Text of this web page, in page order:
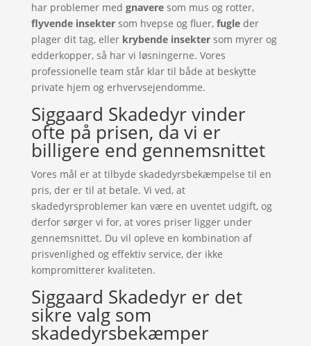
har problemer med gnaveresom mus og rotter,
flyvende insektersom hvepse og fluer, fugleder
plager dit tag, eller krybende insektersom myrer og
edderkopper, så har vi løsningerne. Vores
professionelle team står klar til både at beskytte
private hjem og erhvervsejendomme.
Siggaard Skadedyr vinder
ofte på prisen, da vi er
billigere end gennemsnittet
Vores mål er at tilbyde skadedyrsbekæmpelse til en
pris, der er til at betale. Vi ved, at
skadedyrsproblemer kan være en uventet udgift, og
derfor sørger vi for, at vores priser ligger under
gennemsnittet. Du vil opleve en kombination af
prisvenlighed og effektiv service, der ikke
kompromitterer kvaliteten.
Siggaard Skadedyr er det
sikre valg som
skadedyrsbekæmper